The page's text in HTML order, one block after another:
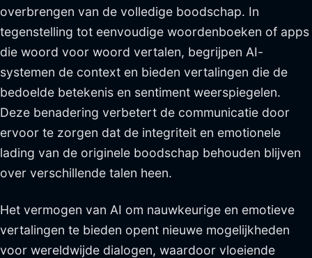
overbrengen van de volledige boodschap. In
tegenstelling tot eenvoudige woordenboeken of apps
die woord voor woord vertalen, begrijpen AI-
systemen de context en bieden vertalingen die de
bedoelde betekenis en sentiment weerspiegelen.
Deze benadering verbetert de communicatie door
ervoor te zorgen dat de integriteit en emotionele
lading van de originele boodschap behouden blijven
over verschillende talen heen.
Het vermogen van AI om nauwkeurige en emotieve
vertalingen te bieden opent nieuwe mogelijkheden
voor wereldwijde dialogen, waardoor vloeiende